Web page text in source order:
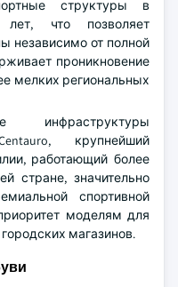
структуры в
что позволяет
независимо от полной
проникновение
мелких региональных
инфраструктуры
крупнейший
работающий более
стране, значительно
спортивной
моделям для
магазинов.